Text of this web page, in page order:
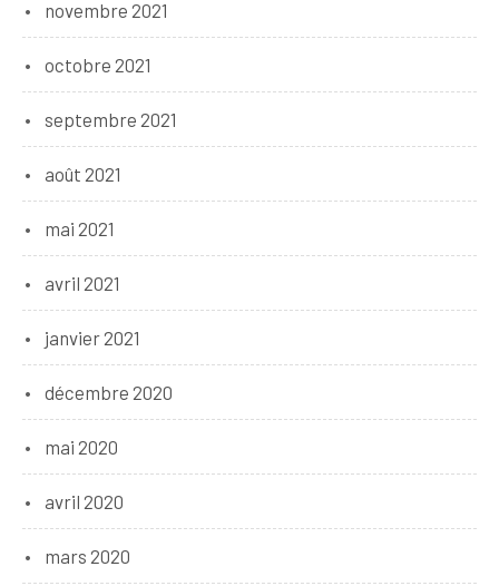
novembre 2021
octobre 2021
septembre 2021
août 2021
mai 2021
avril 2021
janvier 2021
décembre 2020
mai 2020
avril 2020
mars 2020